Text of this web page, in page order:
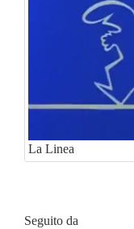
La Linea
Seguito da